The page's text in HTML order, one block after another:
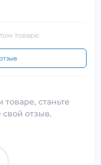
товаре.
станьте
свой отзыв.